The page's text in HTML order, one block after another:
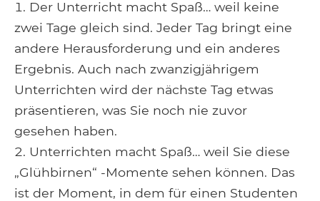
Der Unterricht macht Spaß… weil keine
zwei Tage gleich sind. Jeder Tag bringt eine
andere Herausforderung und ein anderes
Ergebnis. Auch nach zwanzigjährigem
Unterrichten wird der nächste Tag etwas
präsentieren, was Sie noch nie zuvor
gesehen haben.
Unterrichten macht Spaß… weil Sie diese
„Glühbirnen“ -Momente sehen können. Das
ist der Moment, in dem für einen Studenten